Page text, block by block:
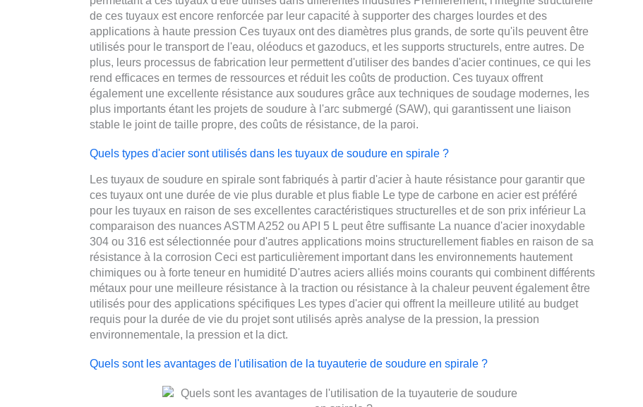
de ces tuyaux est encore renforcée par leur capacité à supporter des charges lourdes et des
applications à haute pression Ces tuyaux ont des diamètres plus grands, de sorte qu'ils peuvent être
utilisés pour le transport de l'eau, oléoducs et gazoducs, et les supports structurels, entre autres. De
plus, leurs processus de fabrication leur permettent d'utiliser des bandes d'acier continues, ce qui les
rend efficaces en termes de ressources et réduit les coûts de production. Ces tuyaux offrent
également une excellente résistance aux soudures grâce aux techniques de soudage modernes, les
plus importants étant les projets de soudure à l'arc submergé (SAW), qui garantissent une liaison
stable le joint de taille propre, des coûts de résistance, de la paroi.
Quels types d'acier sont utilisés dans les tuyaux de soudure en spirale ?
Les tuyaux de soudure en spirale sont fabriqués à partir d'acier à haute résistance pour garantir que
ces tuyaux ont une durée de vie plus durable et plus fiable Le type de carbone en acier est préféré
pour les tuyaux en raison de ses excellentes caractéristiques structurelles et de son prix inférieur La
comparaison des nuances ASTM A252 ou API 5 L peut être suffisante La nuance d'acier inoxydable
304 ou 316 est sélectionnée pour d'autres applications moins structurellement fiables en raison de sa
résistance à la corrosion Ceci est particulièrement important dans les environnements hautement
chimiques ou à forte teneur en humidité D'autres aciers alliés moins courants qui combinent différents
métaux pour une meilleure résistance à la traction ou résistance à la chaleur peuvent également être
utilisés pour des applications spécifiques Les types d'acier qui offrent la meilleure utilité au budget
requis pour la durée de vie du projet sont utilisés après analyse de la pression, la pression
environnementale, la pression et la dict.
Quels sont les avantages de l'utilisation de la tuyauterie de soudure en spirale ?